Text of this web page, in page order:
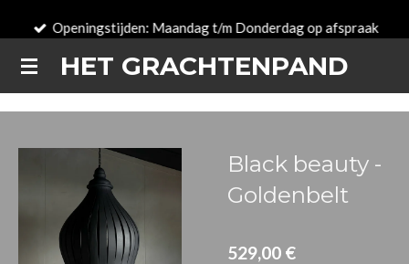
springen HET GRACHTENPAND
Openingstijden: Maandag t/m Donderdag op afspraak
Black beauty -
Goldenbelt
529,00 €